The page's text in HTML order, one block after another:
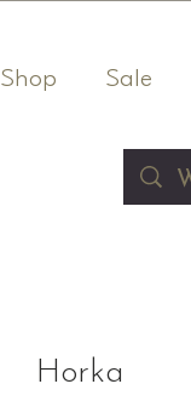
Shop Sale
Horka